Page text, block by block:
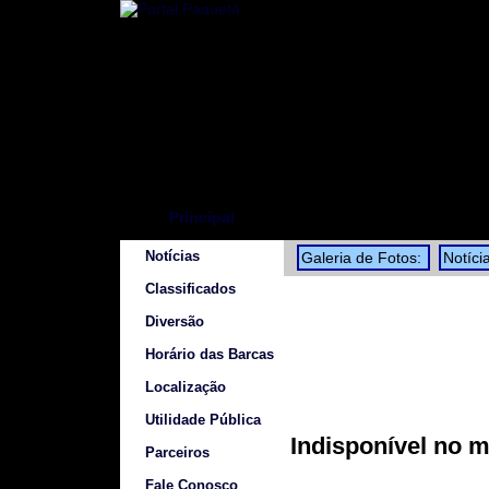
Principal
Notícias
Classificados
Diversão
Horário das Barcas
Localização
Utilidade Pública
Parceiros
Fale Conosco
Galeria de Fotos:
Indisponível no